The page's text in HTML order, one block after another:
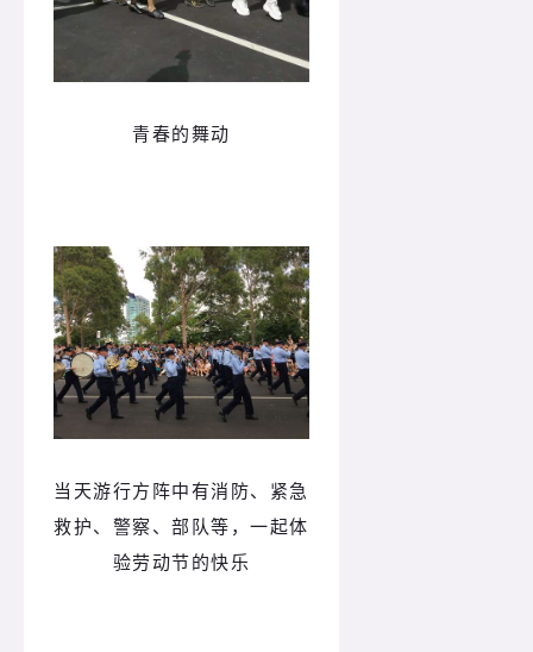
青春的舞动
当天游行方阵中有消防、紧急
救护、警察、部队等，一起体
验劳动节的快乐